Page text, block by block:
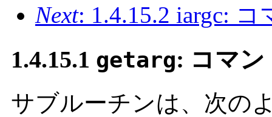
Next: 1.4.15.2 iargc:
1.4.15.1 getarg: コマン
サブルーチンは、次の